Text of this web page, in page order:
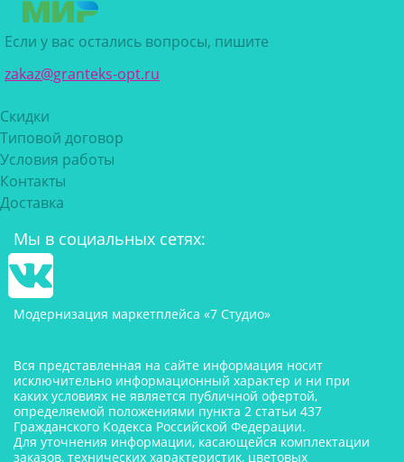
Если у вас остались вопросы, пишите
zakaz@granteks-opt.ru
Скидки
Типовой договор
Условия работы
Контакты
Доставка
Мы в социальных сетях:
Модернизация маркетплейса «7 Студио»
Вся представленная на сайте информация носит
исключительно информационный характер и ни при
каких условиях не является публичной офертой,
определяемой положениями пункта 2 статьи 437
Гражданского Кодекса Российской Федерации.
Для уточнения информации, касающейся комплектации
заказов, технических характеристик, цветовых